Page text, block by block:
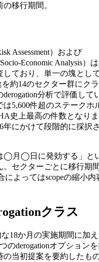
移行期間。
Assessment）および
Economic Analysis）
しており、単一の塊とし
約14のセクター群にク
分析で評価して
は5,600件超のステークホ
史上最高の件数となり
年にかけて段階的に採択
◯月◯日に発効する」と
セクターごとに移行期間
によってはscopeの縮小内
クラス
な18か月の実施期間に加
のderogationオプション
の当初提案を要約したも